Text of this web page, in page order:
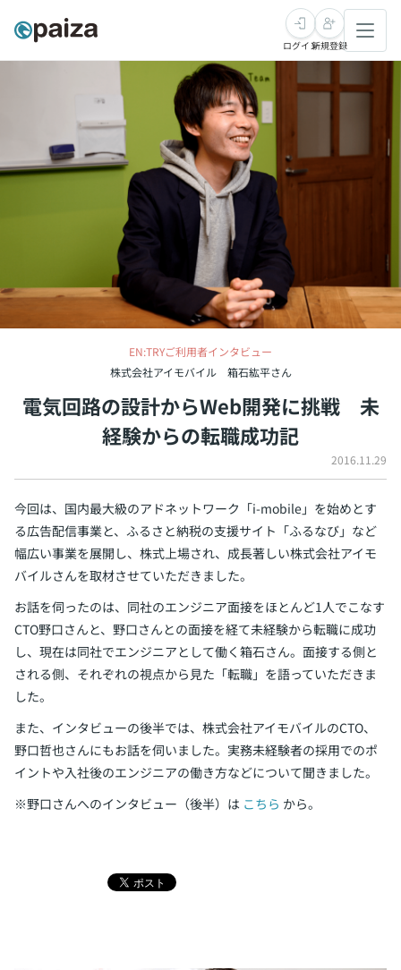
転職エージェント
求人検索
新卒就活
新卒エージェント
イベント・セミナー
就活成功ガイド
ナレッジ
プラン
個人向けプラン
学校向けプラン
契約内容・クーポン
プログラミング言語
評価結果一覧
再チャレンジ結果一覧
note
ログイン新規登録
EN:TRYご利用者インタビュー
株式会社アイモバイル 箱石紘平さん
電気回路の設計からWeb開発に挑戦未
経験からの転職成功記
2016.11.29
今回は、国内最大級のアドネットワーク「i-mobile」を始めとす
る広告配信事業と、ふるさと納税の支援サイト「ふるなび」など
幅広い事業を展開し、株式上場され、成長著しい株式会社アイモ
バイルさんを取材させていただきました。
お話を伺ったのは、同社のエンジニア面接をほとんど1人でこなす
CTO野口さんと、野口さんとの面接を経て未経験から転職に成功
し、現在は同社でエンジニアとして働く箱石さん。面接する側と
される側、それぞれの視点から見た「転職」を語っていただきま
した。
また、インタビューの後半では、株式会社アイモバイルのCTO、
野口哲也さんにもお話を伺いました。実務未経験者の採用でのポ
イントや入社後のエンジニアの働き方などについて聞きました。
※野口さんへのインタビュー（後半）は こちら から。